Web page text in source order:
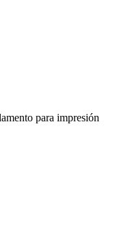
para impresión